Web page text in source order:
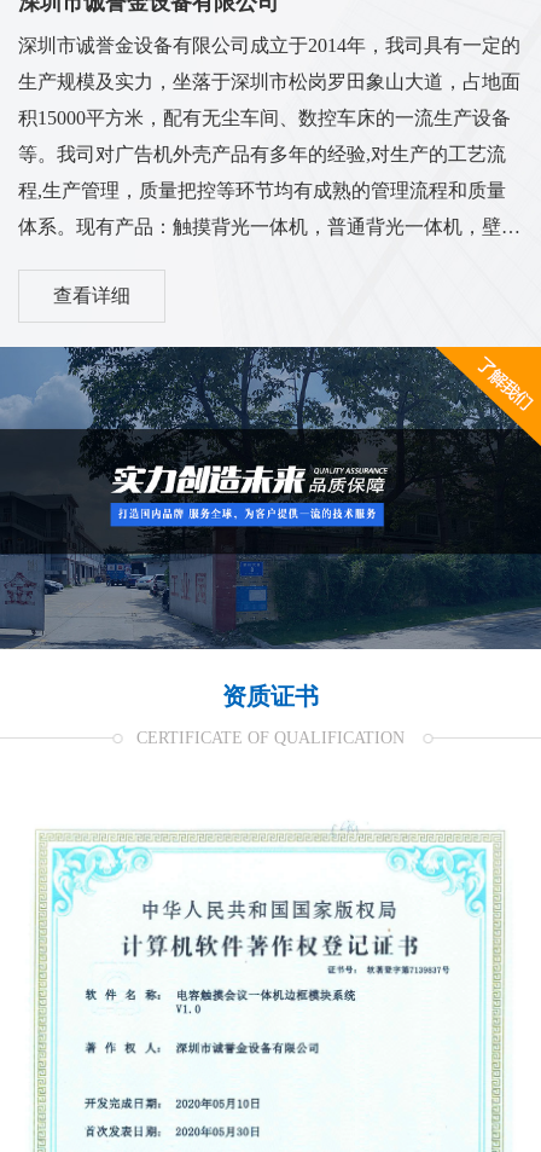
深圳市诚誉金设备有限公司成立于2014年，我司具有一定的
生产规模及实力，坐落于深圳市松岗罗田象山大道，占地面
积15000平方米，配有无尘车间、数控车床的一流生产设备
等。我司对广告机外壳产品有多年的经验,对生产的工艺流
程,生产管理，质量把控等环节均有成熟的管理流程和质量
体系。现有产品：触摸背光一体机，普通背光一体机，壁挂
广告机，机壳套料等多系列外壳...
查看详细
资质证书
CERTIFICATE OF QUALIFICATION